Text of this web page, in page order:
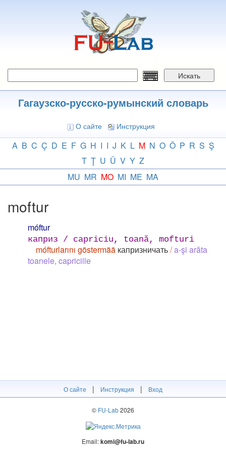
Искать
Гагаузско-русско-румынский словарь
О сайте Инструкция
A B C Ç D E F G H I I J K L M N O Ö P R S Ş
T Ţ U Ü V Y Z
MU MR MO MI ME MA
moftur
móftur
каприз / capriciu, toană, mofturi
mófturlarını göstermää капризничать/a-şi arăta
toanele, capriciile
О сайте | Инструкция | Вход
© FU-Lab2026
Email:komi@fu-lab.ru